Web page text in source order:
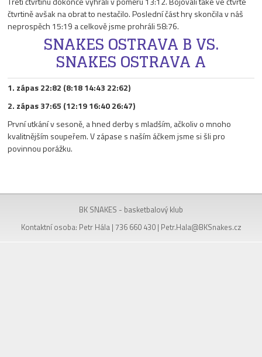
čtvrtině avšak na obrat to nestačilo. Poslední část hry skončila v náš
neprospěch 15:19 a celkově jsme prohráli 58:76.
SNAKES OSTRAVA B VS.
SNAKES OSTRAVA A
1. zápas 22:82 (8:18 14:43 22:62)
2. zápas 37:65 (12:19 16:40 26:47)
První utkání v sesoně, a hned derby s mladším, ačkoliv o mnoho
kvalitnějším soupeřem. V zápase s naším áčkem jsme si šli pro
povinnou porážku.
BK SNAKES - basketbalový klub
Kontaktní osoba: Petr Hála | 736 660 430 | Petr.Hala@BKSnakes.cz